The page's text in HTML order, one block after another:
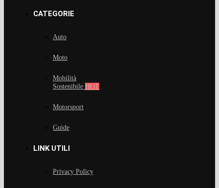
CATEGORIE
Auto
Moto
Mobilità
Sostenibile HOT
Motorsport
Guide
LINK UTILI
Privacy Policy